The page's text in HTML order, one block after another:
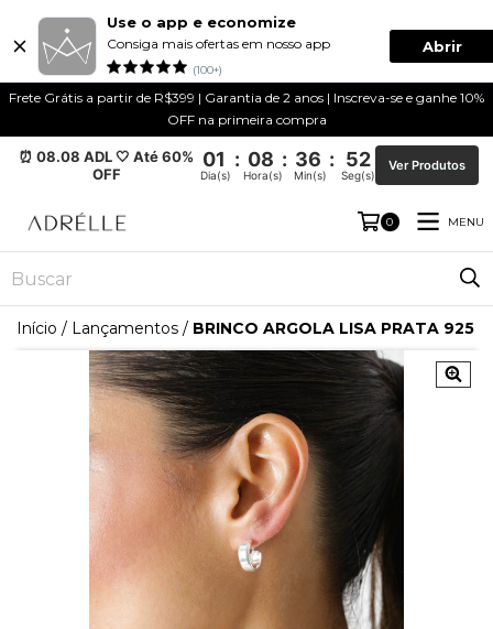
Use o app e economize
Consiga mais ofertas em nosso app
(100+)
Abrir
Frete Grátis a partir de R$399 | Garantia de 2 anos | Inscreva-se e ganhe 10%
OFF na primeira compra
⏰ 08.08 ADL 🤍 Até 60%
OFF
01 : 08 : 36 : 51
Dia(s) Hora(s) Min(s) Seg(s)
Ver Produtos
0 MENU
Início / Lançamentos / BRINCO ARGOLA LISA PRATA 925